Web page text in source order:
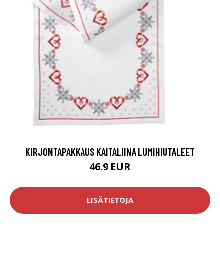
KIRJONTAPAKKAUS KAITALIINA LUMIHIUTALEET
46.9 EUR
LISÄTIETOJA